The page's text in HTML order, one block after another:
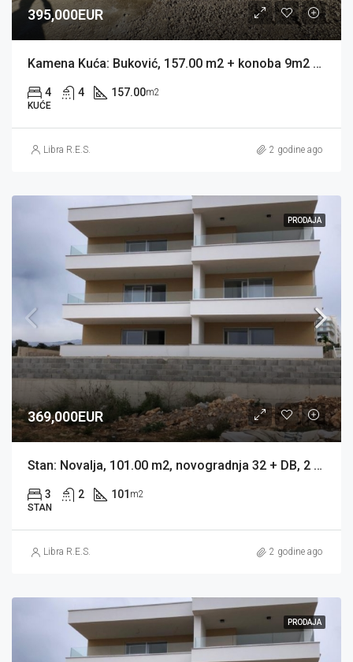
395,000EUR
Kamena Kuća: Buković, 157.00 m2 + konoba 9m2 + bazen 32 m2 Novogradnja (prodaja)
4 4 157.00m2
KUĆE
Libra R.E.S. 2 godine ago
PRODAJA
369,000EUR
Stan: Novalja, 101.00 m2, novogradnja 32 + DB, 2 TERASE, 2 PARKINGA (prodaja)
3 2 101 m2
STAN
Libra R.E.S. 2 godine ago
PRODAJA